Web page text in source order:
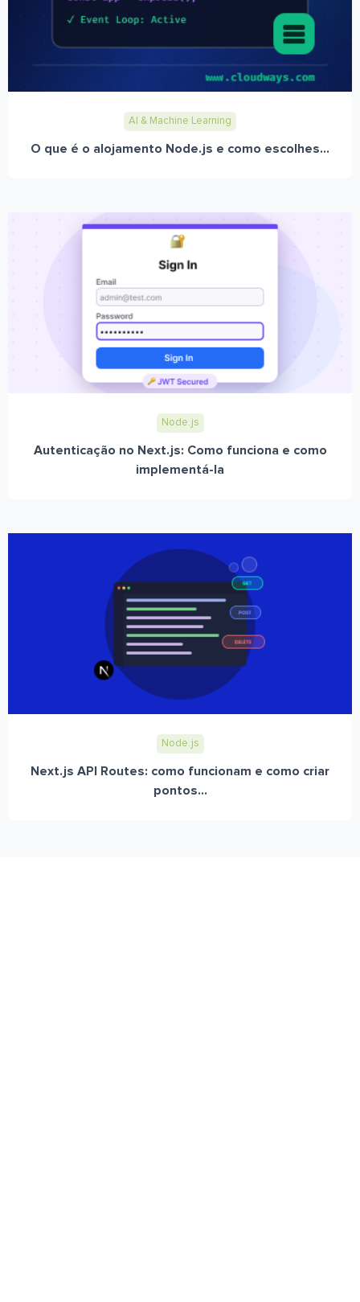
AI & Machine Learning
O que é o alojamento Node.js e como escolhes...
Node.js
Autenticação no Next.js: Como funciona e como
implementá-la
Node.js
Next.js API Routes: como funcionam e como criar
pontos...